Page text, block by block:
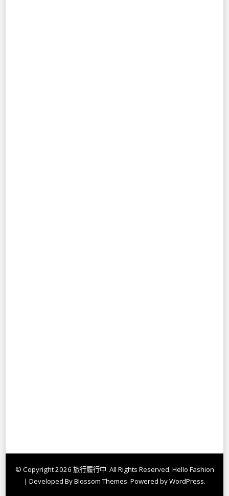
© Copyright 2026 旅行履行中. All Rights Reserved. Hello Fashion
| Developed ByBlossom Themes. Powered byWordPress.